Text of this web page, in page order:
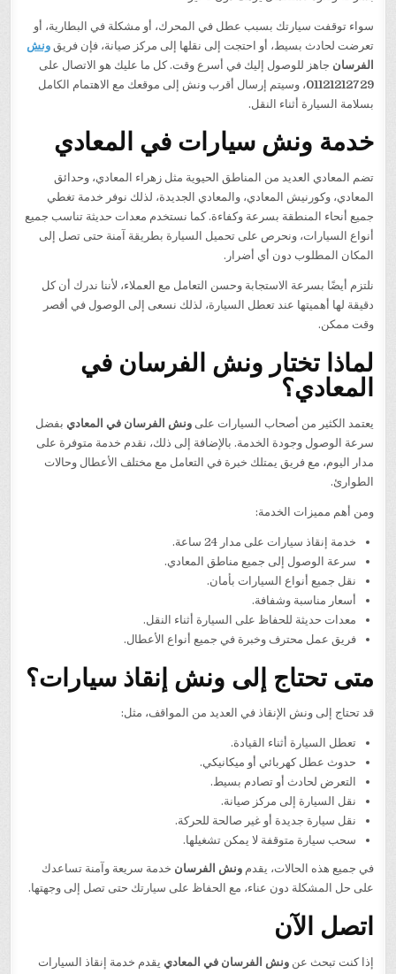
سواء توقفت سيارتك بسبب عطل في المحرك، أو مشكلة في البطارية، أو
تعرضت لحادث بسيط، أو احتجت إلى نقلها إلى مركز صيانة، فإن فريقونش
الفرسان جاهز للوصول إليك في أسرع وقت. كل ما عليك هو الاتصال على
01121212729، وسيتم إرسال أقرب ونش إلى موقعك مع الاهتمام الكامل
بسلامة السيارة أثناء النقل.
خدمة ونش سيارات في المعادي
تضم المعادي العديد من المناطق الحيوية مثل زهراء المعادي، وحدائق
المعادي، وكورنيش المعادي، والمعادي الجديدة، لذلك نوفر خدمة تغطي
جميع أنحاء المنطقة بسرعة وكفاءة. كما نستخدم معدات حديثة تناسب جميع
أنواع السيارات، ونحرص على تحميل السيارة بطريقة آمنة حتى تصل إلى
المكان المطلوب دون أي أضرار.
نلتزم أيضًا بسرعة الاستجابة وحسن التعامل مع العملاء، لأننا ندرك أن كل
دقيقة لها أهميتها عند تعطل السيارة، لذلك نسعى إلى الوصول في أقصر
وقت ممكن.
لماذا تختار ونش الفرسان في
المعادي؟
يعتمد الكثير من أصحاب السيارات علىونش الفرسان في المعادي بفضل
سرعة الوصول وجودة الخدمة. بالإضافة إلى ذلك، نقدم خدمة متوفرة على
مدار اليوم، مع فريق يمتلك خبرة في التعامل مع مختلف الأعطال وحالات
الطوارئ.
ومن أهم مميزات الخدمة:
خدمة إنقاذ سيارات على مدار 24 ساعة.
سرعة الوصول إلى جميع مناطق المعادي.
نقل جميع أنواع السيارات بأمان.
أسعار مناسبة وشفافة.
معدات حديثة للحفاظ على السيارة أثناء النقل.
فريق عمل محترف وخبرة في جميع أنواع الأعطال.
متى تحتاج إلى ونش إنقاذ سيارات؟
قد تحتاج إلى ونش الإنقاذ في العديد من المواقف، مثل:
تعطل السيارة أثناء القيادة.
حدوث عطل كهربائي أو ميكانيكي.
التعرض لحادث أو تصادم بسيط.
نقل السيارة إلى مركز صيانة.
نقل سيارة جديدة أو غير صالحة للحركة.
سحب سيارة متوقفة لا يمكن تشغيلها.
في جميع هذه الحالات، يقدمونش الفرسان خدمة سريعة وآمنة تساعدك
على حل المشكلة دون عناء، مع الحفاظ على سيارتك حتى تصل إلى وجهتها.
اتصل الآن
إذا كنت تبحث عنونش الفرسان في المعادي يقدم خدمة إنقاذ السيارات